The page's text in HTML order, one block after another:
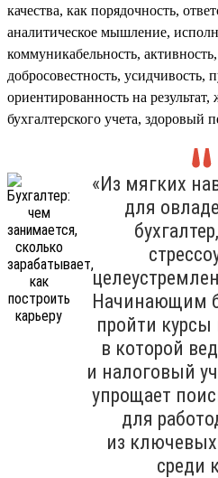
качества, как порядочность,
аналитическое мышление,
коммуникабельность,
добросовестность, усидчивость,
ориентированность на
бухгалтерского учета, здоровый
«Из мягких
для
Начинающим
пройти
в которой
и налоговый
упрощает
для
из
среди